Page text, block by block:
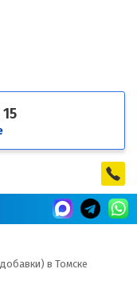
в Томске